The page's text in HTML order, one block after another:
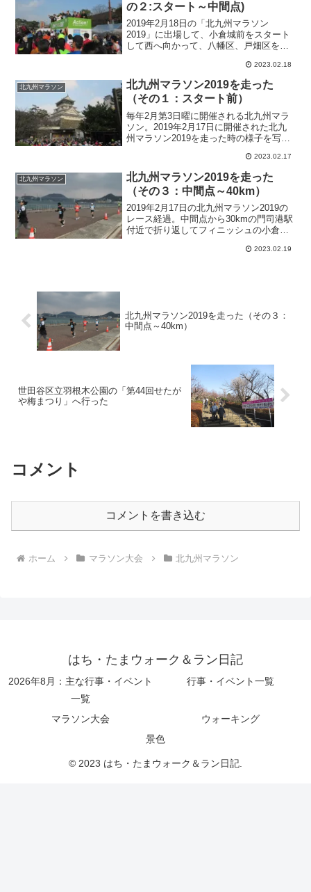
の２:スタート～中間点)
2019年2月18日の「北九州マラソン
2019」に出場して、小倉城前をスタート
して西へ向かって、八幡区、戸畑区を通
2023.02.18
北九州マラソン
北九州マラソン2019を走った
（その１：スタート前）
毎年2月第3日曜に開催される北九州マラ
ソン。2019年2月17日に開催された北九
州マラソン2019を走った時の様子を写真
2023.02.17
北九州マラソン
北九州マラソン2019を走った
（その３：中間点～40km）
2019年2月17日の北九州マラソン2019の
レース経過。中間点から30kmの門司港駅
付近で折り返してフィニッシュの小倉駅
2023.02.19
北九州マラソン2019を走った（その３：
中間点～40km）
世田谷区立羽根木公園の「第44回せたが
や梅まつり」へ行った
コメント
コメントを書き込む
ホーム マラソン大会 北九州マラソン
はち・たまウォーク＆ラン日記
2026年8月：主な行事・イベント
一覧
行事・イベント一覧
マラソン大会
ウォーキング
景色
© 2023 はち・たまウォーク＆ラン日記.